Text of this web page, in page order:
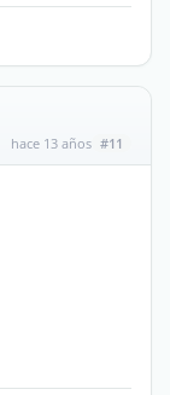
hace 13 años #11